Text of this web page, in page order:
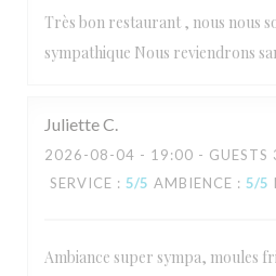
Très bon restaurant , nous nous
sympathique Nous reviendrons
JulietteC
2026-08-04 - 19:00 - GUESTS
SERVICE : 5/5 AMBIENCE : 5/5
Ambiance super sympa, moules